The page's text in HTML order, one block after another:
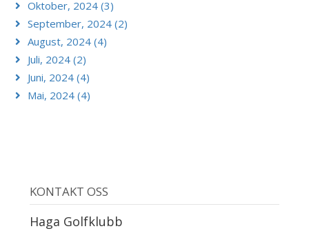
Oktober, 2024 (3)
September, 2024 (2)
August, 2024 (4)
Juli, 2024 (2)
Juni, 2024 (4)
Mai, 2024 (4)
KONTAKT OSS
Haga Golfklubb